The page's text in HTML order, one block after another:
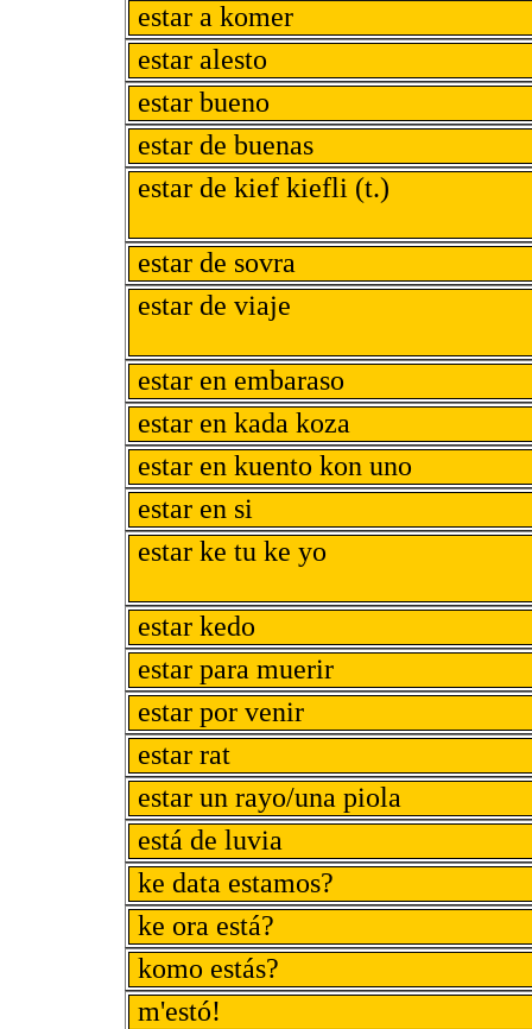
estar a komer
estar alesto
estar bueno
estar de buenas
estar de kief kiefli (t.)
estar de sovra
estar de viaje
estar en embaraso
estar en kada koza
estar en kuento kon uno
estar en si
estar ke tu ke yo
estar kedo
estar para muerir
estar por venir
estar rat
estar un rayo/una piola
está de luvia
ke data estamos?
ke ora está?
komo estás?
m'estó!